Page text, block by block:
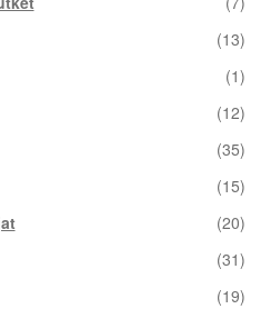
(13)
(1)
(12)
(35)
(15)
(20)
(31)
(19)